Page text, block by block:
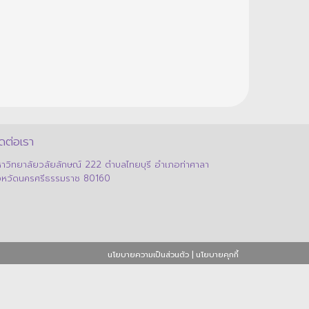
อเรา
วิทยาลัยวลัยลักษณ์ 222 ตำบลไทยบุรี อำเภอท่าศาลา
วัดนครศรีธรรมราช 80160
นโยบายความเป็นส่วนตัว | นโยบายคุกกี้